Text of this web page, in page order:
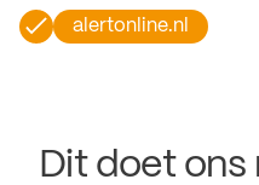
alertonline.nl
Dit doet